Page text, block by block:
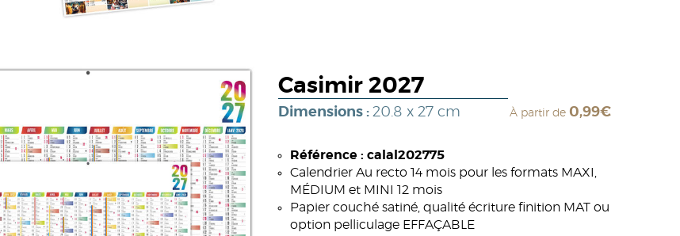
Casimir 2027
Dimensions : 20.8 x 27 cm À partir de 0,99€
Référence : calal202775
Calendrier Au recto 14 mois pour les formats MAXI,
MÉDIUM et MINI 12 mois
Papier couché satiné, qualité écriture finition MAT ou
option pelliculage EFFAÇABLE